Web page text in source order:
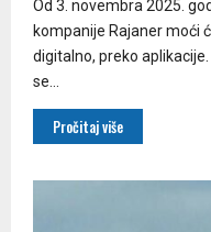
Od 3. novembra 2025.
kompanije Rajaner moći
digitalno, preko
se...
Pročitaj više